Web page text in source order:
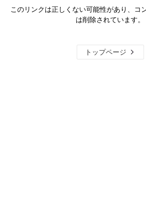
このリンクは正しくない可能性があり、コ
は削除されています。
トップページ